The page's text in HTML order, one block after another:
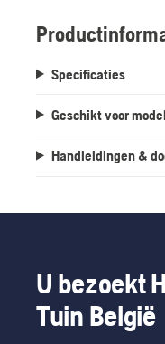
Specificaties
Geschikt voor model
Handleidingen &
U bezoekt
Tuin België